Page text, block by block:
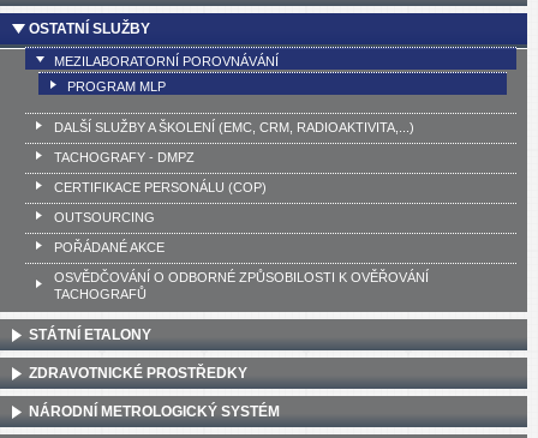
OSTATNÍ SLUŽBY
MEZILABORATORNÍ POROVNÁVÁNÍ
PROGRAM MLP
DALŠÍ SLUŽBY A ŠKOLENÍ (EMC, CRM, RADIOAKTIVITA,...)
TACHOGRAFY - DMPZ
CERTIFIKACE PERSONÁLU (COP)
OUTSOURCING
POŘÁDANÉ AKCE
OSVĚDČOVÁNÍ O ODBORNÉ ZPŮSOBILOSTI K OVĚŘOVÁNÍ
TACHOGRAFŮ
STÁTNÍ ETALONY
ZDRAVOTNICKÉ PROSTŘEDKY
NÁRODNÍ METROLOGICKÝ SYSTÉM